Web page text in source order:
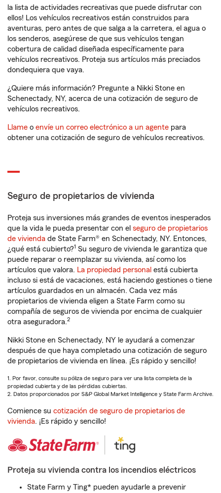
la lista de actividades recreativas que puede disfrutar con
ellos! Los vehículos recreativos están construidos para
aventuras, pero antes de que salga a la carretera, el agua o
los senderos, asegúrese de que sus vehículos tengan
cobertura de calidad diseñada específicamente para
vehículos recreativos. Proteja sus artículos más preciados
dondequiera que vaya.
¿Quiere más información? Pregunte a Nikki Stone en
Schenectady, NY, acerca de una cotización de seguro de
vehículos recreativos.
Llame o envíe un correo electrónico a un agente para
obtener una cotización de seguro de vehículos recreativos.
Seguro de propietarios de vivienda
Proteja sus inversiones más grandes de eventos inesperados
que la vida le pueda presentar con el seguro de propietarios
de vivienda de State Farm® en Schenectady, NY. Entonces,
¿qué está cubierto?1 Su seguro de vivienda le garantiza que
puede reparar o reemplazar su vivienda, así como los
artículos que valora. La propiedad personal está cubierta
incluso si está de vacaciones, está haciendo gestiones o tiene
artículos guardados en un almacén. Cada vez más
propietarios de vivienda eligen a State Farm como su
compañía de seguros de vivienda por encima de cualquier
otra aseguradora.2
Nikki Stone en Schenectady, NY le ayudará a comenzar
después de que haya completado una cotización de seguro
de propietarios de vivienda en línea. ¡Es rápido y sencillo!
1. Por favor, consulte su póliza de seguro para ver una lista completa de la
propiedad cubierta y de las pérdidas cubiertas.
2. Datos proporcionados por S&P Global Market Intelligence y State Farm Archive.
Comience su cotización de seguro de propietarios de
vivienda. ¡Es rápido y sencillo!
Proteja su vivienda contra los incendios eléctricos
State Farm y Ting* pueden ayudarle a prevenir